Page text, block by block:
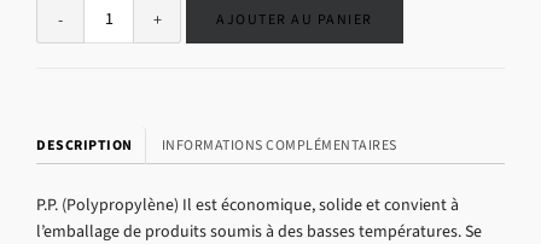
AJOUTER AU PANIER
DESCRIPTION INFORMATIONS COMPLÉMENTAIRES
P.P. (Polypropylène) Il est économique, solide et convient à
l’emballage de produits soumis à des basses températures. Se